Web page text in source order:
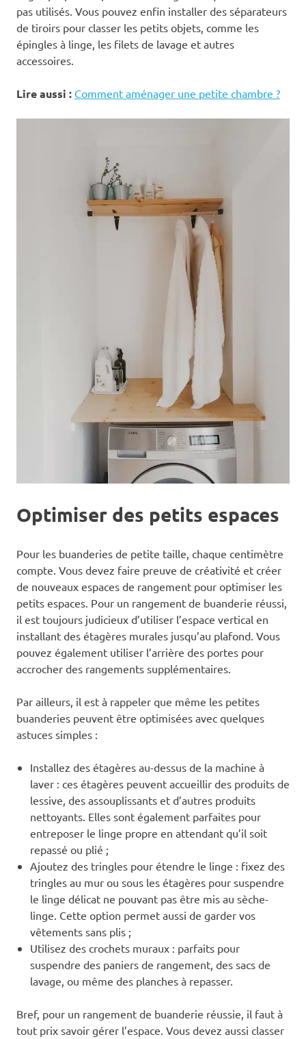
pas utilisés. Vous pouvez enfin installer des séparateurs
de tiroirs pour classer les petits objets, comme les
épingles à linge, les filets de lavage et autres
accessoires.
Lire aussi : Comment aménager une petite chambre ?
Optimiser des petits espaces
Pour les buanderies de petite taille, chaque centimètre
compte. Vous devez faire preuve de créativité et créer
de nouveaux espaces de rangement pour optimiser les
petits espaces. Pour un rangement de buanderie réussi,
il est toujours judicieux d’utiliser l’espace vertical en
installant des étagères murales jusqu’au plafond. Vous
pouvez également utiliser l’arrière des portes pour
accrocher des rangements supplémentaires.
Par ailleurs, il est à rappeler que même les petites
buanderies peuvent être optimisées avec quelques
astuces simples :
Installez des étagères au-dessus de la machine à
laver : ces étagères peuvent accueillir des produits de
lessive, des assouplissants et d’autres produits
nettoyants. Elles sont également parfaites pour
entreposer le linge propre en attendant qu’il soit
repassé ou plié ;
Ajoutez des tringles pour étendre le linge : fixez des
tringles au mur ou sous les étagères pour suspendre
le linge délicat ne pouvant pas être mis au sèche-
linge. Cette option permet aussi de garder vos
vêtements sans plis ;
Utilisez des crochets muraux : parfaits pour
suspendre des paniers de rangement, des sacs de
lavage, ou même des planches à repasser.
Bref, pour un rangement de buanderie réussie, il faut à
tout prix savoir gérer l’espace. Vous devez aussi classer